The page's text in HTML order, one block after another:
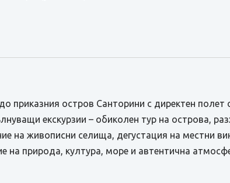
приказния остров Санторини с директен
екскурзии – обиколен тур на острова,
на живописни селища, дегустация на местни
на природа, култура, море и автентична